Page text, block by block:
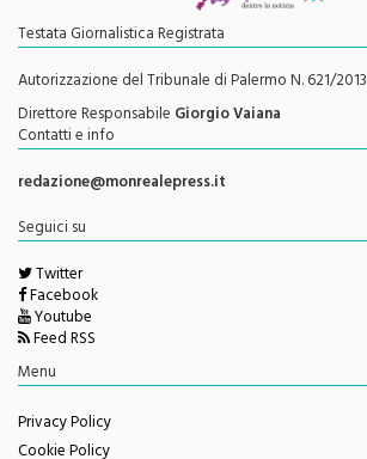
Testata Giornalistica Registrata
Autorizzazione del Tribunale di Palermo N. 621/2013
Direttore Responsabile Giorgio Vaiana
Contatti e info
redazione@monrealepress.it
Seguici su
Twitter
Facebook
Youtube
Feed RSS
Menu
Privacy Policy
Cookie Policy